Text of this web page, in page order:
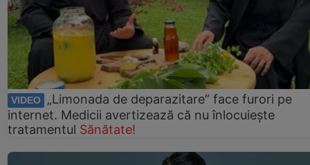
VIDEO
„Limonada de deparazitare” face furori pe
internet. Medicii avertizează că nu înlocuiește
tratamentul Sănătate!